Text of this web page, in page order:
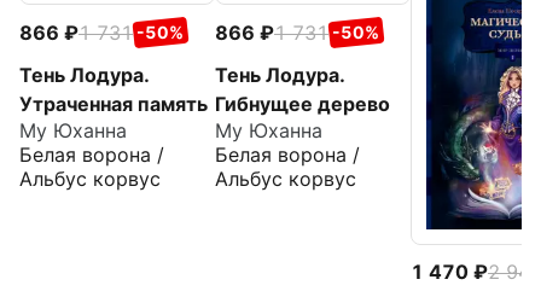
866 1 731 -50%
Тень Лодура.
Утраченная память
Му Юханна
Белая ворона /
Альбус корвус
866 1 731 -50%
Тень Лодура.
Гибнущее дерево
Му Юханна
Белая ворона /
Альбус корвус
1 470
2 940